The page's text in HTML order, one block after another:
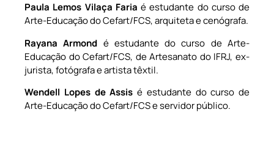
Paula Lemos Vilaça Faria é estudante do curso de
Arte-Educação do Cefart/FCS, arquiteta e cenógrafa.
Rayana Armond é estudante do curso de Arte-
Educação do Cefart/FCS, de Artesanato do IFRJ, ex-
jurista, fotógrafa e artista têxtil.
Wendell Lopes de Assis é estudante do curso de
Arte-Educação do Cefart/FCS e servidor público.